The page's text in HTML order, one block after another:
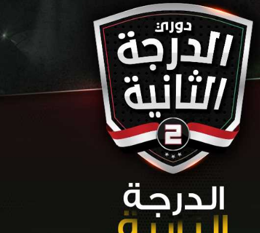
الدوري السعودي للمحترفين
دوري أبطال أوروبا
دوري أبطال إفريقيا
كل البطولات
دوري أبطال أوروبا
القسم الثاني
رياضات أخرى